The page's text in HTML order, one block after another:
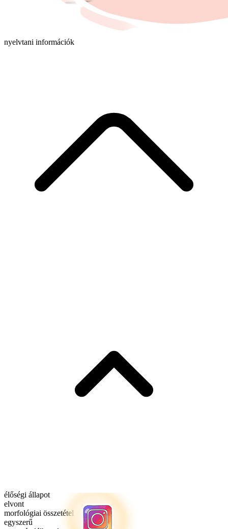
nyelvtani információk
élőségi állapot
elvont
morfológiai összetétel
egyszerű